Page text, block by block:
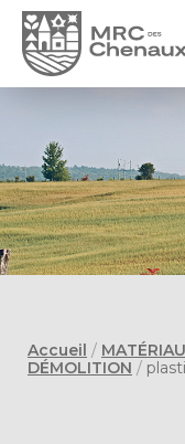
Accueil /
DÉMOLITION /